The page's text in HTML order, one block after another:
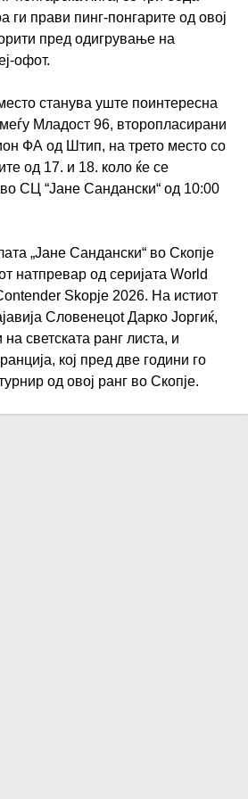
ги прави пинг-понгарите од овој
пред одигрување на
офот.
станува уште поинтересна
Младост 96, второпласирани
ФА од Штип, на трето место со
од 17. и 18. коло ќе се
СЦ “Јане Сандански“ од 10:00
„Јане Сандански“ во Скопје
натпревар од серијата World
Skopje 2026. На истиот
Словенецоt Дарко Јоргиќ,
на светската ранг листа, и
кој пред две години го
од овој ранг во Скопје.